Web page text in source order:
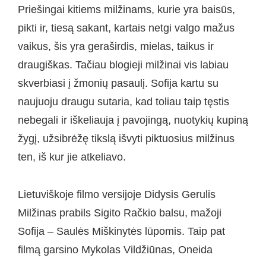
Priešingai kitiems milžinams, kurie yra baisūs,
pikti ir, tiesą sakant, kartais netgi valgo mažus
vaikus, šis yra geraširdis, mielas, taikus ir
draugiškas. Tačiau blogieji milžinai vis labiau
skverbiasi į žmonių pasaulį. Sofija kartu su
naujuoju draugu sutaria, kad toliau taip tęstis
nebegali ir iškeliauja į pavojingą, nuotykių kupiną
žygį, užsibrėžę tikslą išvyti piktuosius milžinus
ten, iš kur jie atkeliavo.
Lietuviškoje filmo versijoje Didysis Gerulis
Milžinas prabils Sigito Račkio balsu, mažoji
Sofija – Saulės Miškinytės lūpomis. Taip pat
filmą garsino Mykolas Vildžiūnas, Oneida